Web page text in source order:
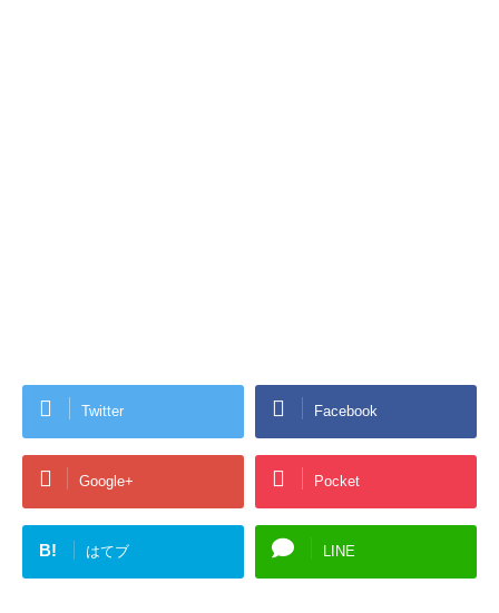
Twitter Facebook
Google+ Pocket
B! はてブ LINE